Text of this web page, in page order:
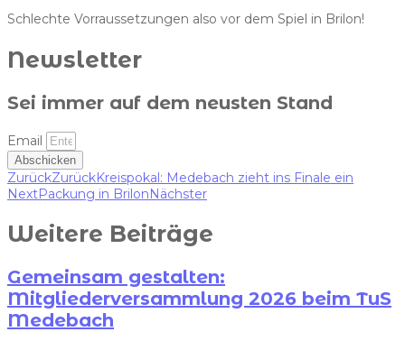
Schlechte Vorraussetzungen also vor dem Spiel in Brilon!
Newsletter
Sei immer auf dem neusten Stand
Email
Abschicken
ZurückZurückKreispokal: Medebach zieht ins Finale ein
NextPackung in BrilonNächster
Weitere Beiträge
Gemeinsam gestalten:
Mitgliederversammlung 2026 beim TuS
Medebach